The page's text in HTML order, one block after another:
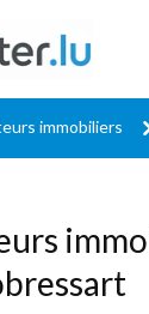
immobiliers